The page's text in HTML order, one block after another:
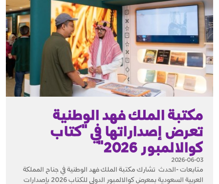
مكتبة الملك فهد الوطنية
تعرض إصداراتها في "كتاب
كوالالمبور 2026"
2026-06-03
متابعات -الحدث تشارك مكتبة الملك فهد الوطنية في جناح المملكة
العربية السعودية بمعرض كوالالمبور الدولي للكتاب 2026 بإصدارات